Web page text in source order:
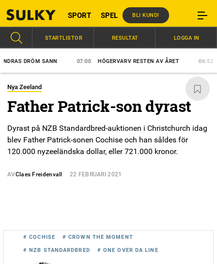
SPORT SPEL BLI KUND!
DRÖM SANN 07:00 HÖGERVARV RESTEN AV ÅRET 06:52
STARTLISTOR RESULTAT LOGGA IN
Nya Zeeland
Father Patrick-son dyrast
Dyrast på NZB Standardbred-auktionen i Christchurch idag
blev Father Patrick-sonen Cochise och han såldes för
120.000 nyzeeländska dollar, eller 721.000 kronor.
AVClaes Freidenvall 22 FEBRUARI 2021
# COCHISE # CROWN THE MOMENT
# NZB STANDARDBRED # ONE OVER DA LINE